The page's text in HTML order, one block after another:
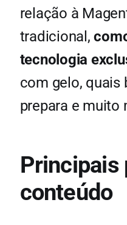
relação à
tradicional,
tecnologia
com gelo, quais
prepara e muito
Principais
conteúdo